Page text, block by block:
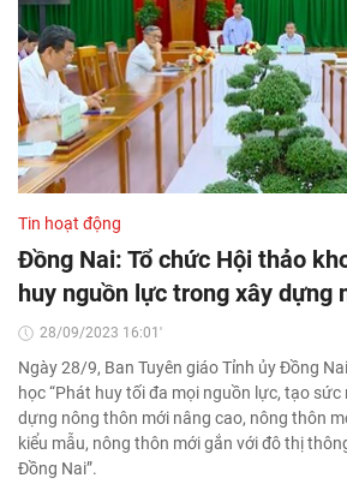
Tin hoạt động
Đồng Nai: Tổ chức Hội thảo
huy nguồn lực trong xây dựng
28/09/2023 16:01'
Ngày 28/9, Ban Tuyên giáo Tỉnh ủy Đồng
học “Phát huy tối đa mọi nguồn lực, tạo
dựng nông thôn mới nâng cao, nông thôn
kiểu mẫu, nông thôn mới gắn với đô thị
Đồng Nai”.